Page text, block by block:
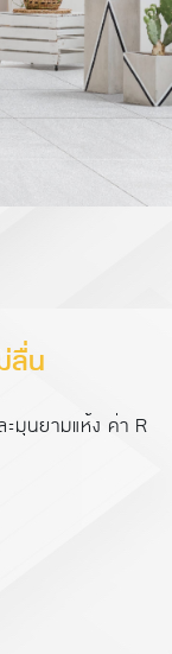
ลื่น
มุนยามแห้ง ค่า R